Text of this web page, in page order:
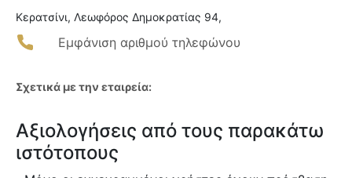
Κερατσίνι, Λεωφόρος Δημοκρατίας 94,
Εμφάνιση αριθμού τηλεφώνου
Σχετικά με την εταιρεία:
Αξιολογήσεις από τους παρακάτω
ιστότοπους